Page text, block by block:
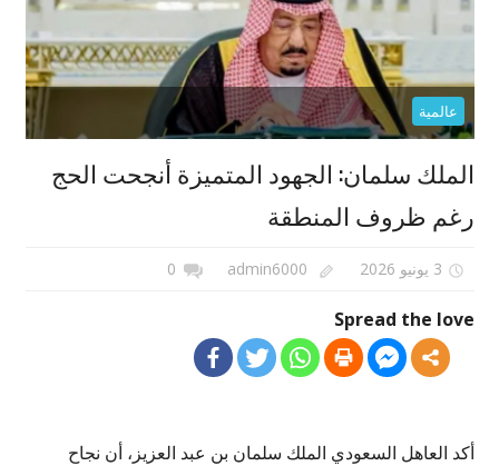
عالمية
الملك سلمان: الجهود المتميزة أنجحت الحج
رغم ظروف المنطقة
3 يونيو 2026 admin6000
0
Spread the love
أكد العاهل السعودي الملك سلمان بن عبد العزيز، أن نجاح